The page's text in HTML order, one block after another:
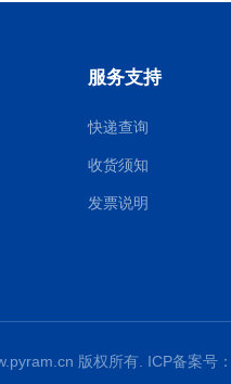
服务支持
快递查询
收货须知
发票说明
版权所有. ICP备案号：